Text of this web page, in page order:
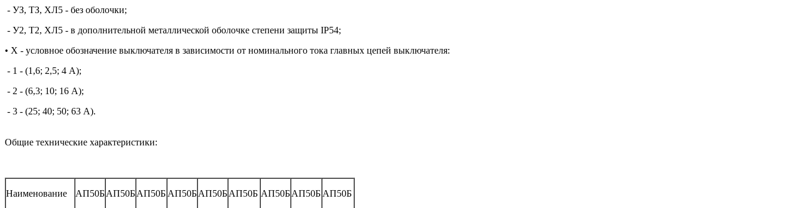
- УЗ, ТЗ, ХЛ5 - без оболочки;
- У2, Т2, ХЛ5 - в дополнительной металлической оболочке степени защиты IP54;
• Х - условное обозначение выключателя в зависимости от номинального тока главных цепей выключателя:
- 1 - (1,6; 2,5; 4 А);
- 2 - (6,3; 10; 16 А);
- 3 - (25; 40; 50; 63 А).
Общие технические характеристики:
Наименование
АП50БАП50БАП50БАП50БАП50БАП50Б АП50БАП50БАП50Б